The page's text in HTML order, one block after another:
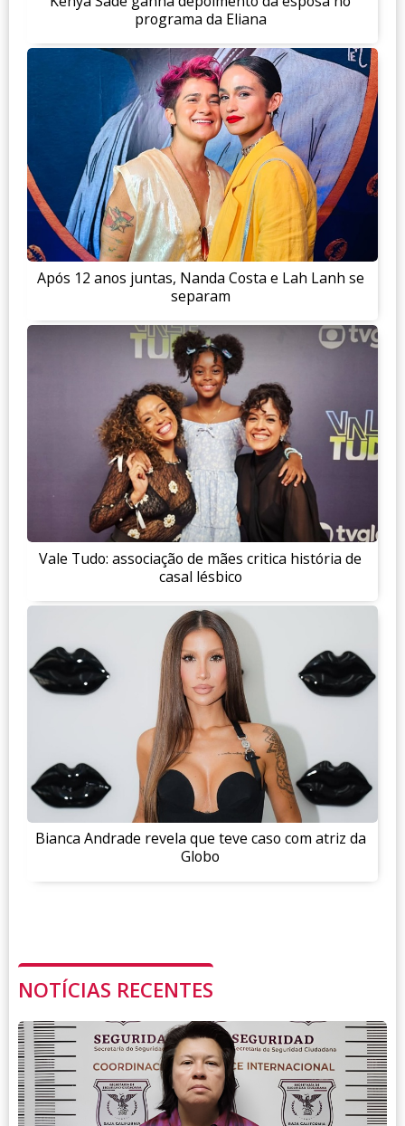
programa da Eliana
Após 12 anos juntas, Nanda Costa e Lah Lanh se
separam
Vale Tudo: associação de mães critica história de
casal lésbico
Bianca Andrade revela que teve caso com atriz da
Globo
NOTÍCIAS RECENTES